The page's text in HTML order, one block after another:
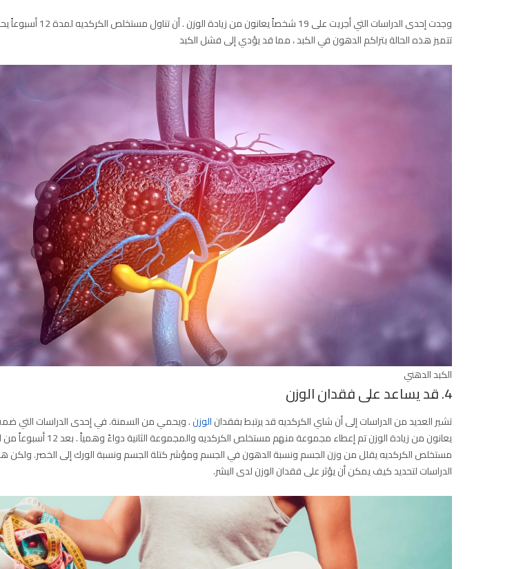
وجدت إحدى الدراسات التي أجريت على
تتميز هذه الحالة بتراكم الدهون في الكبد ، مما قد يؤدي إلى فشل الكبد
الكبد الدهني
4. قد يساعد على فقدان الوزن
تشير العديد من الدراسات إلى أن شاي الكركديه قد يرتبط بفقدانالوزن
يعانون من زيادة الوزن تم إعطاء مجموعة منهم
مستخلص الكركديه يقلل من وزن الجسم ونسبة الدهون في الجسم ومؤشر كتلة الجسم ونسبة الورك إلى الخصر. ولكن
الدراسات لتحديد كيف يمكن أن يؤثر على فقدان الوزن لدى البشر.